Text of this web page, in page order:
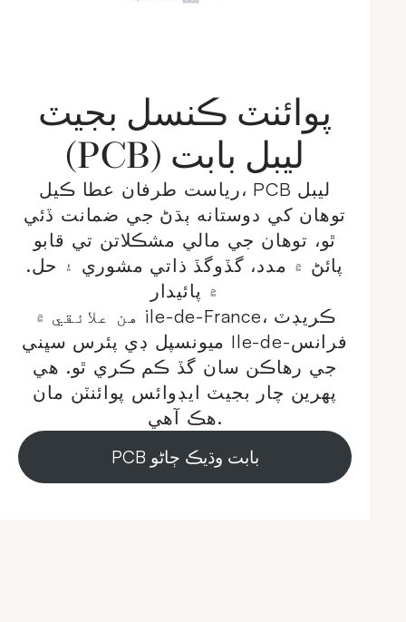
پوائنٽ ڪنسل بجيٽ
(PCB) ليبل بابت
رياست طرفان عطا ڪيل، PCB ليبل
توهان کي دوستانه ٻڌڻ جي ضمانت ڏئي
ٿو، توهان جي مالي مشڪلاتن تي قابو
پائڻ ۾ مدد، گڏوگڏ ذاتي مشوري ۽ حل.
۾ پائيدار
هن علائقي ۾ ile-de-France، ڪريڊٽ
ميونسپل ڊي پئرس سڀني Ile-de-فرانس
جي رهاڪن سان گڏ ڪم ڪري ٿو. هي
پهرين چار بجيٽ ايڊوائس پوائنٽن مان
هڪ آهي.
PCB بابت وڌيڪ ڄاڻو